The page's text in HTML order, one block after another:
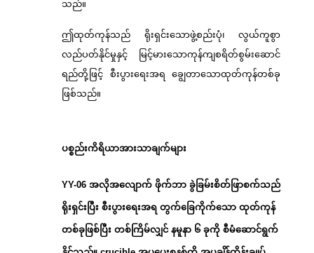
သည်။
ဤထုတ်ကုန်သည် ရိုးရှင်းသောဖွဲ့စည်းပုံ၊ လွယ်ကူစွာ
လည်ပတ်နိုင်မှုနှင့် မြင့်မားသောကုန်ကျစရိတ်စွမ်းဆောင်
ရည်တို့ဖြင့် စီးပွားရေးအရ ချွေတာသောထုတ်ကုန်တစ်ခု
ဖြစ်သည်။
ပစ္စည်းကိရိယာအားသာချက်များ
YY-06 အလိုအလျောက် ဖိုက်ဘာ ခွဲခြမ်းစိတ်ဖြာစက်သည်
ရိုးရှင်းပြီး စီးပွားရေးအရ တွက်ခြေကိုက်သော ထုတ်ကုန်
တစ်ခုဖြစ်ပြီး တစ်ကြိမ်လျှင် နမူနာ ၆ ခုကို စီမံဆောင်ရွက်